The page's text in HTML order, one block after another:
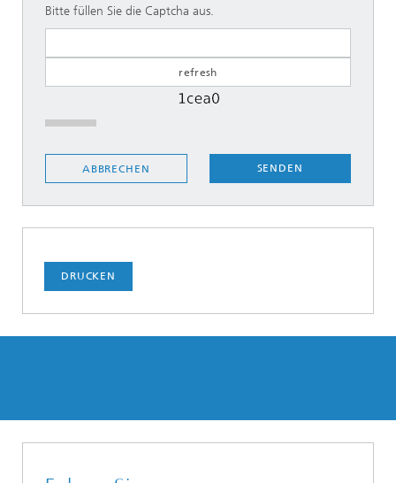
Bitte füllen Sie die Captcha aus.
SENDEN
ABBRECHEN
DRUCKEN